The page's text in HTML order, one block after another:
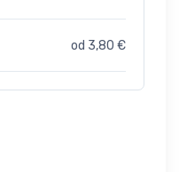
od 3,80 €